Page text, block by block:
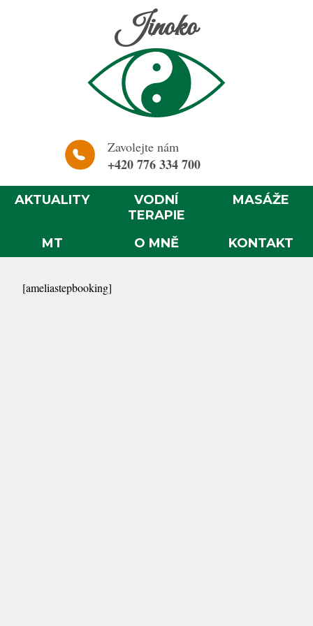
Jinoko
Zavolejte nám
+420 776 334 700
AKTUALITY
VODNÍ
TERAPIE
MASÁŽE
MT O MNĚ KONTAKT
[ameliastepbooking]